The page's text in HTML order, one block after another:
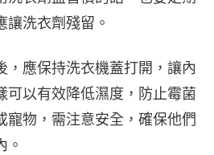
讓洗衣劑殘留。
，應保持洗衣機蓋打開，讓內
可以有效降低濕度，防止霉菌
寵物，需注意安全，確保他們
。